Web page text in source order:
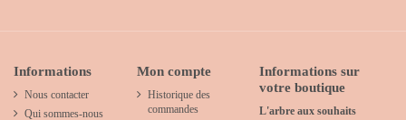
Informations
Nous contacter
Qui sommes-nous
Mon compte
Historique des
commandes
Informations sur
votre boutique
L'arbre aux souhaits